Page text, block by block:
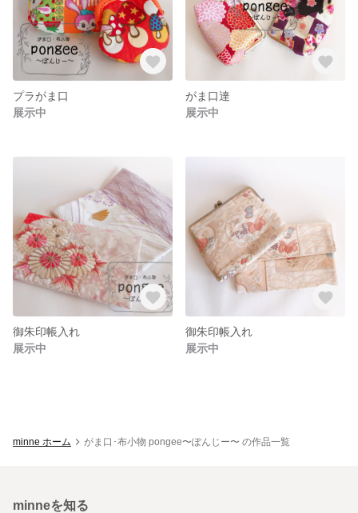
プラがま口
展示中
がま口達
展示中
御朱印帳入れ
展示中
御朱印帳入れ
展示中
minne ホーム がま口･布小物 pongee〜ぽんじー〜 の作品一覧
minneを知る